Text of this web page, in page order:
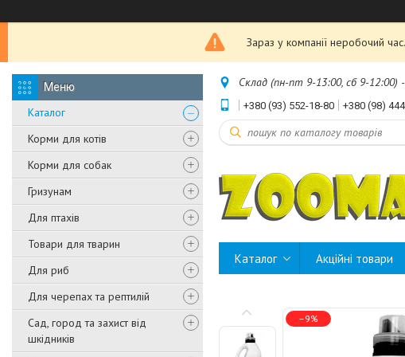
Зараз у компанії неробочий
Каталог
Корми для котів
Корми для собак
Гризунам
Для птахів
Товари для тварин
Для риб
Для черепах та рептилій
Сад, город та захист від
шкідників
Склад (пн-пт 9-13:00, сб 9-12:00)
+380 (93) 552-18-80 +380 (98)
Каталог Акційні товари
–9%